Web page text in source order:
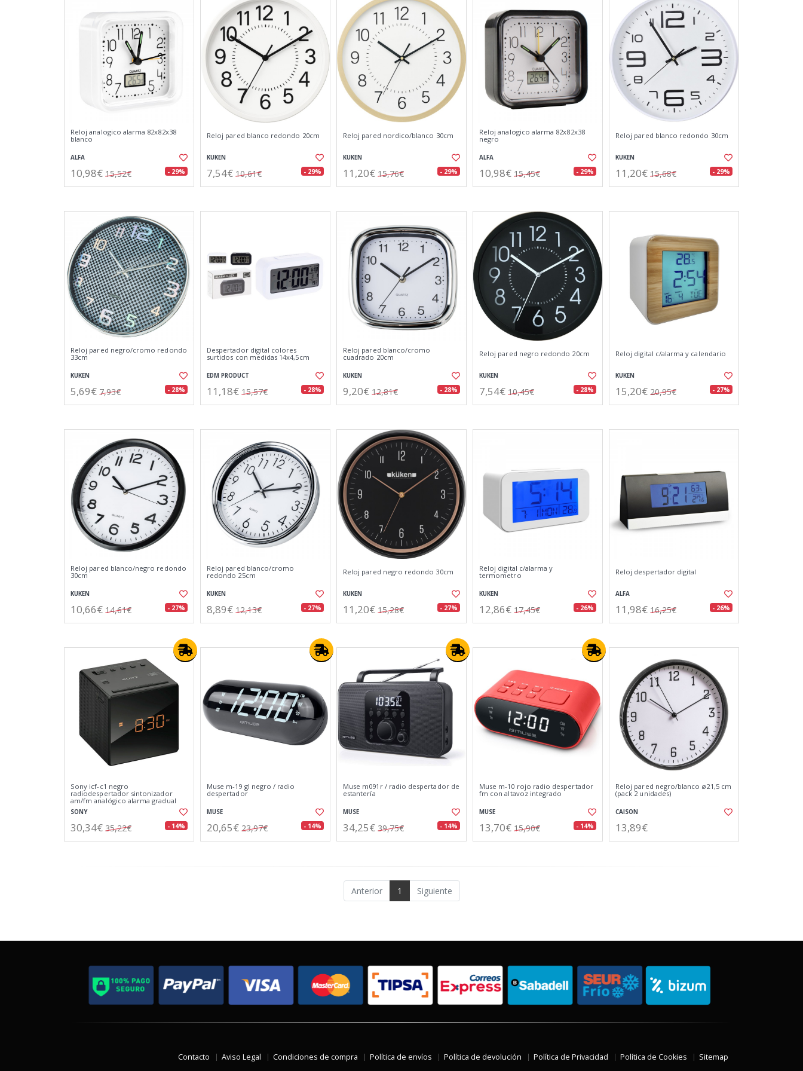
Reloj analogico alarma 82x82x38
blanco
ALFA
10,98€ 15,52€ - 29%
Reloj pared blanco redondo 20cm
KUKEN
7,54€ 10,61€ - 29%
Reloj pared nordico/blanco 30cm
KUKEN
11,20€ 15,76€ - 29%
Reloj analogico alarma 82x82x38
negro
ALFA
10,98€ 15,45€ - 29%
Reloj pared blanco redondo 30cm
KUKEN
11,20€ 15,68€ - 29%
Reloj pared negro/cromo redondo
33cm
KUKEN
5,69€ 7,93€ - 28%
Despertador digital colores
surtidos con medidas 14x4,5cm
EDM PRODUCT
11,18€ 15,57€ - 28%
Reloj pared blanco/cromo
cuadrado 20cm
KUKEN
9,20€ 12,81€ - 28%
Reloj pared negro redondo 20cm
KUKEN
7,54€ 10,45€ - 28%
Reloj digital c/alarma y calendario
KUKEN
15,20€ 20,95€ - 27%
Reloj pared blanco/negro redondo
30cm
KUKEN
10,66€ 14,61€ - 27%
Reloj pared blanco/cromo
redondo 25cm
KUKEN
8,89€ 12,13€ - 27%
Reloj pared negro redondo 30cm
KUKEN
11,20€ 15,28€ - 27%
Reloj digital c/alarma y
termometro
KUKEN
12,86€ 17,45€ - 26%
Reloj despertador digital
ALFA
11,98€ 16,25€ - 26%
Sony icf-c1 negro
radiodespertador sintonizador
am/fm analógico alarma gradual
100mw de potencia
SONY
30,34€ 35,22€ - 14%
Muse m-19 gl negro / radio
despertador
MUSE
20,65€ 23,97€ - 14%
Muse m091r / radio despertador de
estantería
MUSE
34,25€ 39,75€ - 14%
Muse m-10 rojo radio despertador
fm con altavoz integrado
MUSE
13,70€ 15,90€ - 14%
Reloj pared negro/blanco ø21,5 cm
(pack 2 unidades)
CAISON
13,89€
Anterior 1 Siguiente
Contacto Aviso Legal Condiciones de compra Política de envíos Política de devolución Política de Privacidad Política de Cookies Sitemap